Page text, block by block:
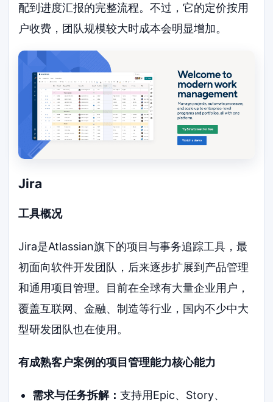
配到进度汇报的完整流程。不过，它的定价按用
户收费，团队规模较大时成本会明显增加。
Jira
工具概况
Jira是Atlassian旗下的项目与事务追踪工具，最
初面向软件开发团队，后来逐步扩展到产品管理
和通用项目管理。目前在全球有大量企业用户，
覆盖互联网、金融、制造等行业，国内不少中大
型研发团队也在使用。
有成熟客户案例的项目管理能力核心能力
需求与任务拆解： 支持用Epic、Story、